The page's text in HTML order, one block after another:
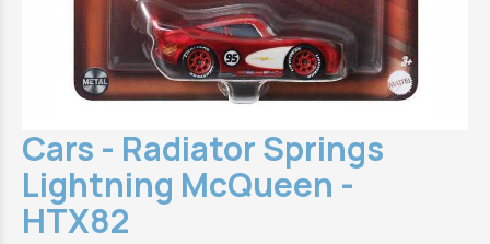
Cars - Radiator Springs
Lightning McQueen -
HTX82